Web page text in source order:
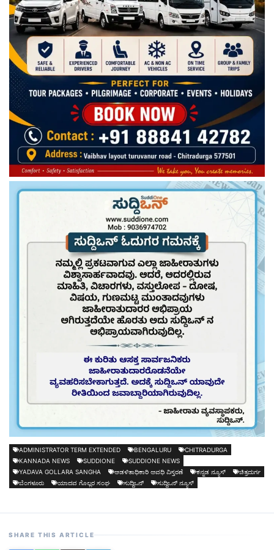
ADMINISTRATOR TERM EXTENDED BENGALURU
CHITRADURGA
KANNADA NEWS
SUDDIONE
SUDDIONE NEWS
YADAVA GOLLARA SANGHA
ಆಡಳಿತಾಧಿಕಾರಿ ಅವಧಿ ವಿಸ್ತರಣೆ ಕನ್ನಡ ನ್ಯೂಸ್
ಚಿತ್ರದುರ್ಗ
ಬೆಂಗಳೂರು
ಯಾದವ ಗೊಲ್ಲರ ಸಂಘ ಸುದ್ದಿಒನ್ ಸುದ್ದಿಒನ್ ನ್ಯೂಸ್
SHARE THIS ARTICLE